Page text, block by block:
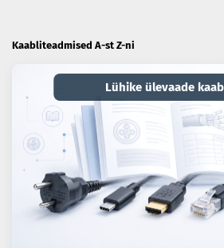
Kaabliteadmised A-st Z-ni
Lühike ülevaade